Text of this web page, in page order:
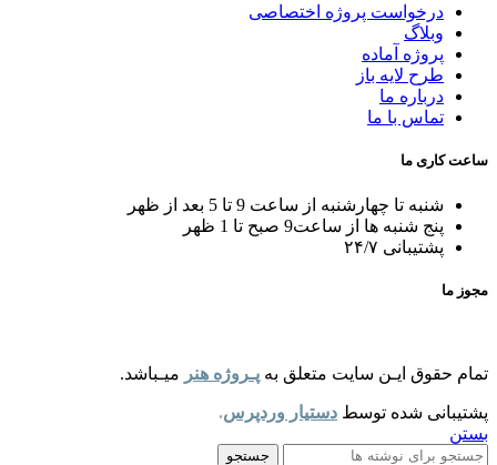
درخواست پروژه اختصاصی
وبلاگ
پروژه آماده
طرح لایه باز
درباره ما
تماس با ما
ساعت کاری ما
شنبه تا چهارشنبه از ساعت 9 تا 5 بعد از ظهر
پنج شنبه ها از ساعت9 صبح تا 1 ظهر
پشتیبانی ۲۴/۷
مجوز ما
تمام حقوق ایـن سایت متعلق به پـروژه هنر میـباشد.
پشتیبانی شده توسط دستیار وردپرس.
بستن
جستجو